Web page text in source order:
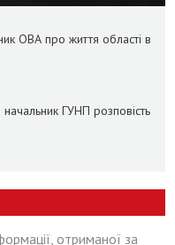
ОВА про життя області в
ГУНП розповість
отриманої за